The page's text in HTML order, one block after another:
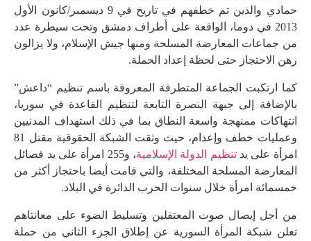
حمادي والذين تم خطفهم في تاريخ في 9 ديسمبر/كانون الأول
2013 في دوما، الواقعة على أطراف دمشق وتحت سيطرة عدد
من جماعات المعارضة المسلحة ومنها جيش الإسلام، ولا يزالون
رهن الاحتجاز حتى لحظة إعداد الحملة.
كما ارتكبت الجماعة المتطرفة المعروفة باسم تنظيم “داعش”
بالإضافة إلى جبهة النصرة التابعة لتنظيم القاعدة في سوريا،
انتهاكات ممنهجة واسعة النطاق بما في ذلك استهداف المدنيين
وعمليات خطف وإعدام، حيث وثقت الشبكة الحقوقية مقتل 81
امرأة على يدتنظيم الدولة الإسلامية
، و255 امرأة على يد فصائل
المعارضة المسلحة المختلفة، والتي قامت أيضا باحتجاز أكثر من
خمسمائة امرأة خلال سنوات الحرب الدائرة في البلاد.
من أجل إيصال صوت المعتقلين وتسليط الضوء على معانتاهم
تعلن شبكة المرأة السورية عن إطلاق الجزء الثاني من حملة